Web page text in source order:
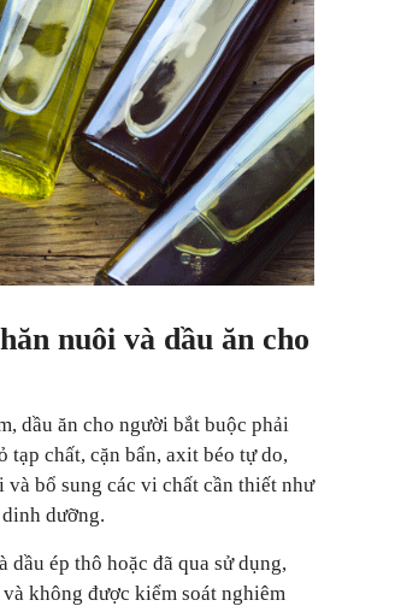
nuôi và dầu ăn cho
dầu ăn cho người bắt buộc phải
chất, cặn bẩn, axit béo tự do,
bổ sung các vi chất cần thiết như
dưỡng.
ép thô hoặc đã qua sử dụng,
không được kiểm soát nghiêm